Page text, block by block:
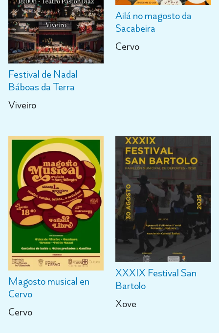
Festival de Nadal
Báboas da Terra
Viveiro
Ailá no magosto da
Sacabeira
Cervo
Magosto musical en
Cervo
Cervo
XXXIX Festival San
Bartolo
Xove